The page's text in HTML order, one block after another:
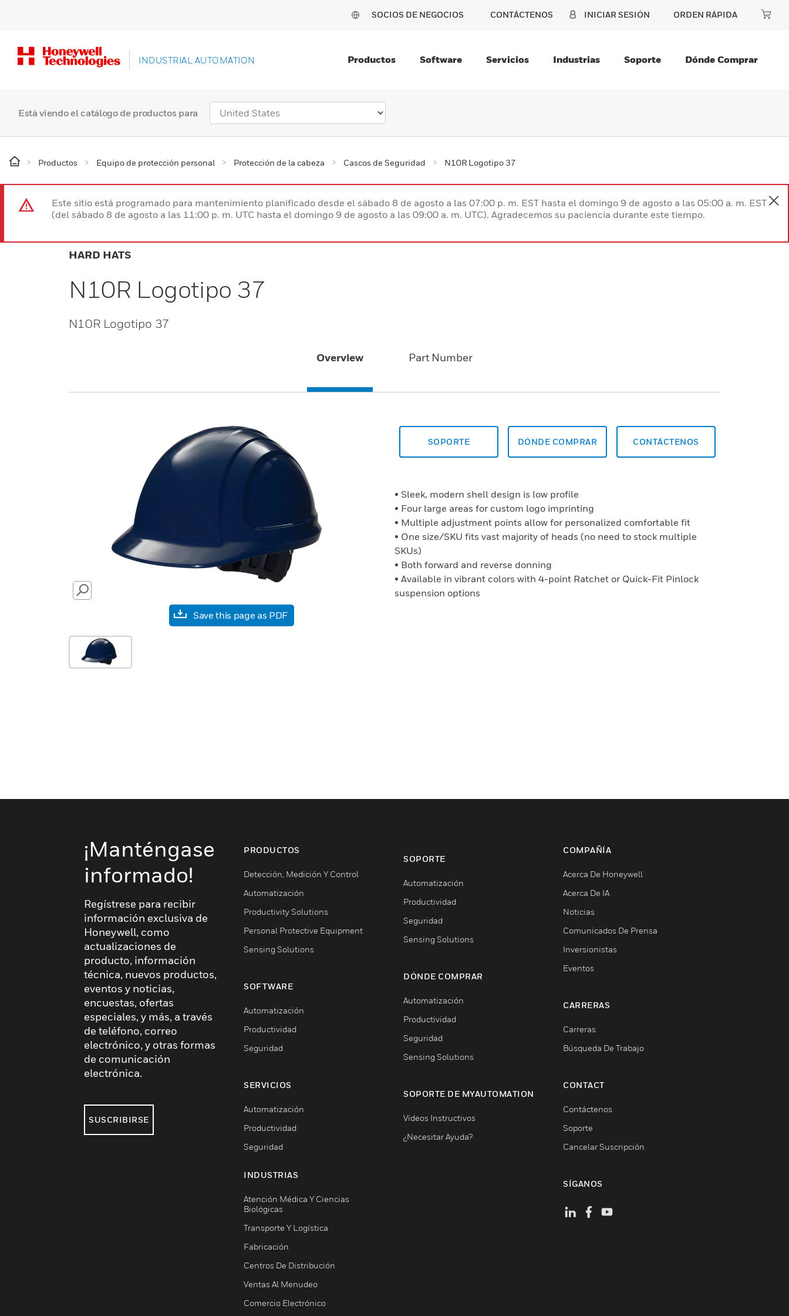
SOCIOS DE NEGOCIOS CONTÁCTENOS INICIAR SESIÓN ORDEN RÁPIDA
INDUSTRIAL AUTOMATION Productos Software Servicios Industrias Soporte Dónde Comprar
Está viendo el catálogo de productos para
Productos Equipo de protección personal Protección de la cabeza Cascos de Seguridad N10R Logotipo 37
Este sitio está programado para mantenimiento planificado desde el sábado 8 de agosto a las 07:00 p. m. EST hasta el domingo 9 de agosto a las 05:00 a. m. EST
(del sábado 8 de agosto a las 11:00 p. m. UTC hasta el domingo 9 de agosto a las 09:00 a. m. UTC). Agradecemos su paciencia durante este tiempo.
HARD HATS
N10R Logotipo 37
N10R Logotipo 37
Overview Part Number
SEARCH
Save this page as PDF
SOPORTE DÓNDE COMPRAR CONTÁCTENOS
• Sleek, modern shell design is low profile
• Four large areas for custom logo imprinting
• Multiple adjustment points allow for personalized comfortable fit
• One size/SKU fits vast majority of heads (no need to stock multiple
SKUs)
• Both forward and reverse donning
• Available in vibrant colors with 4-point Ratchet or Quick-Fit Pinlock
suspension options
¡Manténgase
informado!
Regístrese para recibir
información exclusiva de
Honeywell, como
actualizaciones de
producto, información
técnica, nuevos productos,
eventos y noticias,
encuestas, ofertas
especiales, y más, a través
de teléfono, correo
electrónico, y otras formas
de comunicación
electrónica.
SUSCRIBIRSE
PRODUCTOS
Detección, Medición Y Control
Automatización
Productivity Solutions
Personal Protective Equipment
Sensing Solutions
SOFTWARE
Automatización
Productividad
Seguridad
SERVICIOS
Automatización
Productividad
Seguridad
INDUSTRIAS
Atención Médica Y Ciencias
Biológicas
Transporte Y Logística
Fabricación
Centros De Distribución
Ventas Al Menudeo
Comercio Electrónico
SOPORTE
Automatización
Productividad
Seguridad
Sensing Solutions
DÓNDE COMPRAR
Automatización
Productividad
Seguridad
Sensing Solutions
SOPORTE DE MYAUTOMATION
Vídeos Instructivos
¿Necesitar Ayuda?
COMPAÑÍA
Acerca De Honeywell
Acerca De IA
Noticias
Comunicados De Prensa
Inversionistas
Eventos
CARRERAS
Carreras
Búsqueda De Trabajo
CONTACT
Contáctenos
Soporte
Cancelar Suscripción
SÍGANOS